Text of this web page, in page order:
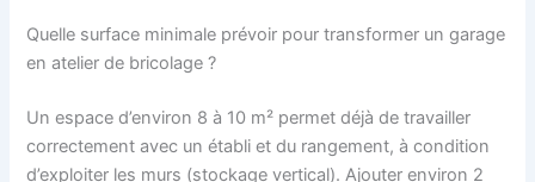
Quelle surface minimale prévoir pour transformer un garage
en atelier de bricolage ?
Un espace d’environ 8 à 10 m² permet déjà de travailler
correctement avec un établi et du rangement, à condition
d’exploiter les murs (stockage vertical). Ajouter environ 2